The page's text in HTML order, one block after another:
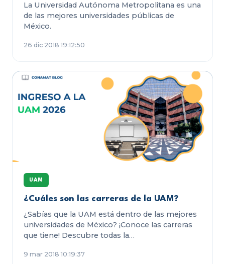
La Universidad Autónoma Metropolitana es una
de las mejores universidades públicas de
México.
26 dic 2018 19:12:50
UAM
¿Cuáles son las carreras de la UAM?
¿Sabías que la UAM está dentro de las mejores
universidades de México? ¡Conoce las carreras
que tiene! Descubre todas la…
9 mar 2018 10:19:37